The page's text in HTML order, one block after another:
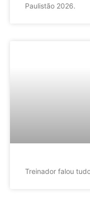
Paulistão 2026.
Treinador falou